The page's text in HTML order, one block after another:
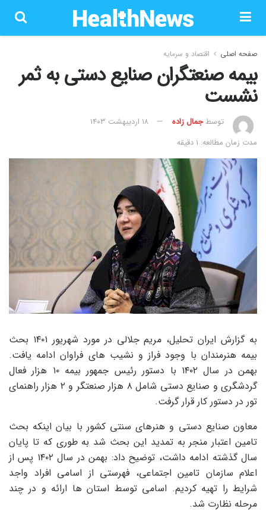
صفحه اصلی اقتصاد و سرمایه
بیمه صنعتگران صنایع دستی به ثمر
نشست
توسطجمال زاده
۱۸ اردیبهشت ۱۴۰۳
مدت زمان مطالعه: 1 دقیقه
به گزارش ایران تحلیل، مریم جلالی در مورد شهریور ۱۴۰۱ بحث
بیمه هنرمندان با وجود فراز و نشیب های فراوان ادامه یافت.
بهمن در سال ۱۴۰۲ با دستور رئیس جمهور بیمه ۱۰ هزار فعال
گردشگری و صنایع دستی شامل ۸ هزار صنعتگر و ۲ هزار راهنمای
تور در دستور کار قرار گرفت.
معاون صنایع دستی و هنرهای سنتی کشور با بیان اینکه بحث
تامین اعتبار منجر به تمدید این بحث شد به طوری که تا پایان
سال گذشته ادامه داشت، توضیح داد: بهمن در سال ۱۴۰۲ پس از
اعلام سازمان تامین اجتماعی، فهرستی از اسامی افراد واجد
شرایط را تهیه کردیم. اسامی توسط استان ها ارائه و در چند
مرحله نظارت شد.